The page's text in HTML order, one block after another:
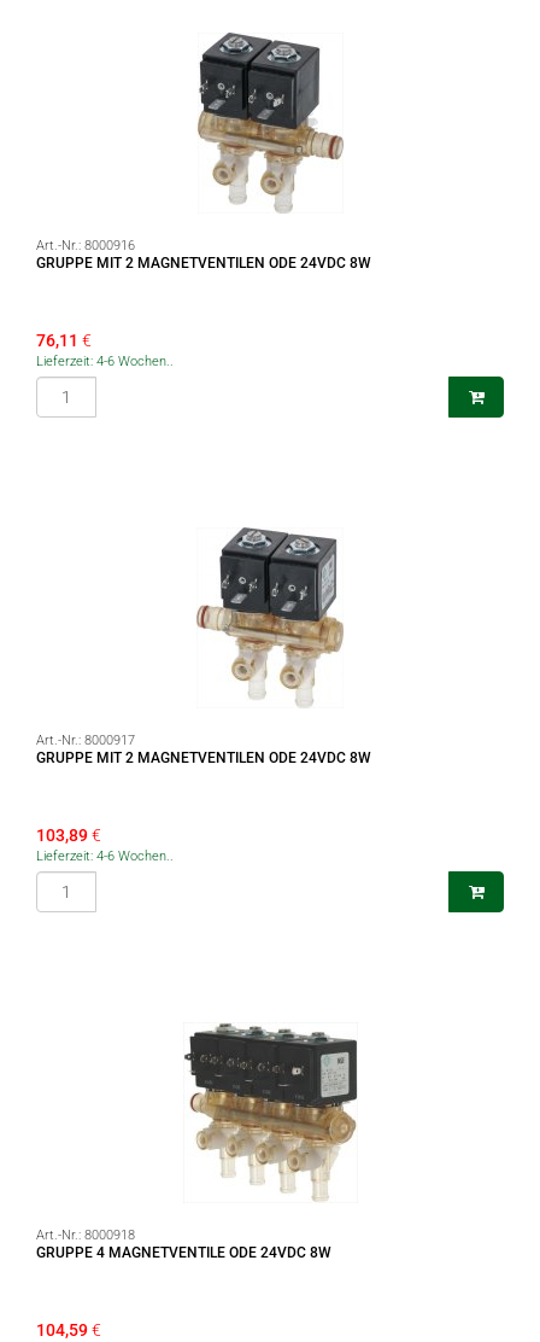
Art.-Nr.: 8000916
GRUPPE MIT 2 MAGNETVENTILEN ODE 24VDC 8W
76,11 €
Lieferzeit: 4-6 Wochen..
Art.-Nr.: 8000917
GRUPPE MIT 2 MAGNETVENTILEN ODE 24VDC 8W
103,89€
Lieferzeit: 4-6 Wochen..
Art.-Nr.: 8000918
GRUPPE 4 MAGNETVENTILE ODE 24VDC 8W
104,59€